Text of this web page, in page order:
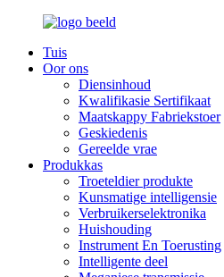
Tuis
Oor ons
Diensinhoud
Kwalifikasie Sertifikaat
Maatskappy Fabriekstoer
Geskiedenis
Gereelde vrae
Produkkas
Troeteldier produkte
Kunsmatige intelligensie
Verbruikerselektronika
Huishouding
Instrument En Toerusting
Intelligente deel